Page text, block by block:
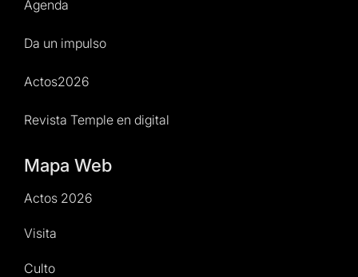
Agenda
Da un impulso
Actos2026
Revista Temple en digital
Mapa Web
Actos 2026
Visita
Culto